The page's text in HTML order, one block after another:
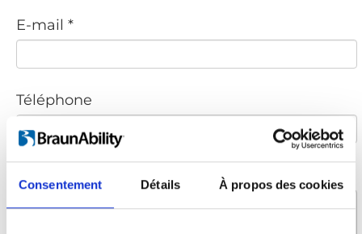
Consentement Détails À propos des cookies
E-mail *
Téléphone